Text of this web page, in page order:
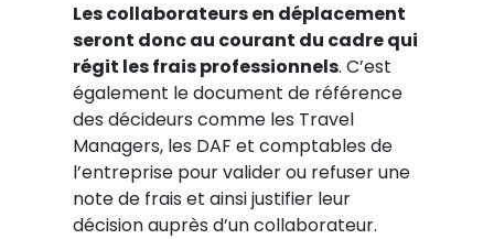
Les collaborateurs en déplacement
seront donc au courant du cadre qui
régit les frais professionnels. C’est
également le document de référence
des décideurs comme les Travel
Managers, les DAF et comptables de
l’entreprise pour valider ou refuser une
note de frais et ainsi justifier leur
décision auprès d’un collaborateur.